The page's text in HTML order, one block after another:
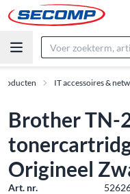
IT accessoires &
Brother TN-
Origineel
Art. nr.